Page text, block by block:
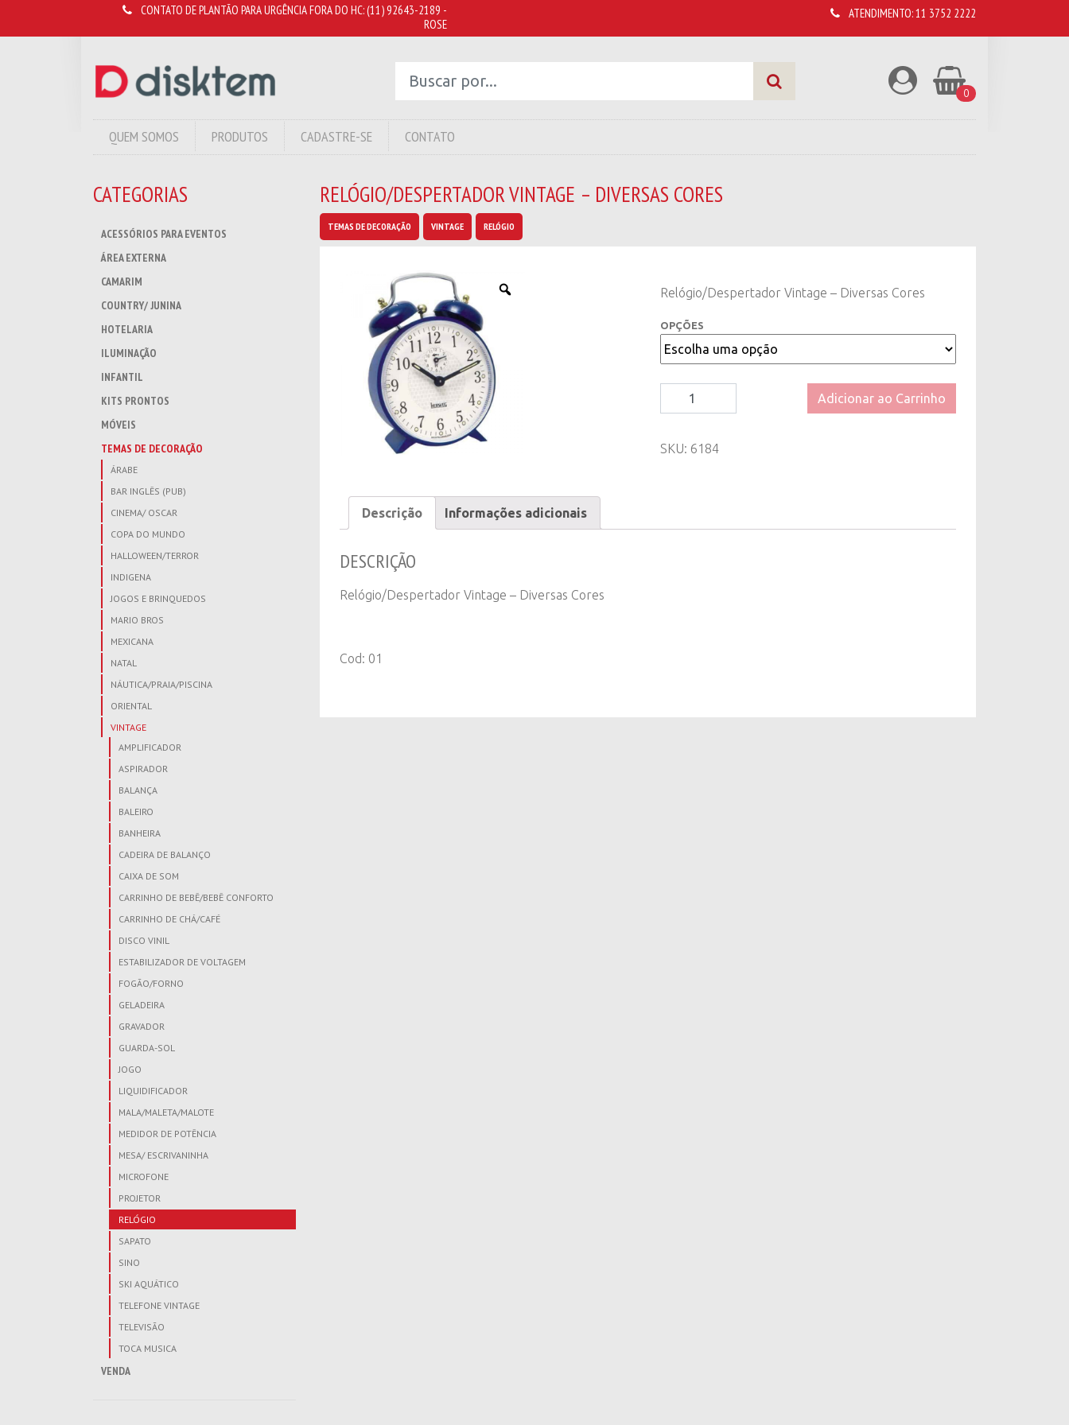
CONTATO DE PLANTÃO PARA URGÊNCIA FORA DO HC:(11) 92643-2189 -
ROSE
ATENDIMENTO:11 3752 2222
0
QUEM SOMOS PRODUTOS CADASTRE-SE CONTATO
CATEGORIAS
ACESSÓRIOS PARA EVENTOS
ÁREA EXTERNA
CAMARIM
COUNTRY/ JUNINA
HOTELARIA
ILUMINAÇÃO
INFANTIL
KITS PRONTOS
MÓVEIS
TEMAS DE DECORAÇÃO
ÁRABE
BAR INGLÊS (PUB)
CINEMA/ OSCAR
COPA DO MUNDO
HALLOWEEN/TERROR
INDIGENA
JOGOS E BRINQUEDOS
MARIO BROS
MEXICANA
NATAL
NÁUTICA/PRAIA/PISCINA
ORIENTAL
VINTAGE
AMPLIFICADOR
ASPIRADOR
BALANÇA
BALEIRO
BANHEIRA
CADEIRA DE BALANÇO
CAIXA DE SOM
CARRINHO DE BEBÊ/BEBÊ CONFORTO
CARRINHO DE CHÁ/CAFÉ
DISCO VINIL
ESTABILIZADOR DE VOLTAGEM
FOGÃO/FORNO
GELADEIRA
GRAVADOR
GUARDA-SOL
JOGO
LIQUIDIFICADOR
MALA/MALETA/MALOTE
MEDIDOR DE POTÊNCIA
MESA/ ESCRIVANINHA
MICROFONE
PROJETOR
RELÓGIO
SAPATO
SINO
SKI AQUÁTICO
TELEFONE VINTAGE
TELEVISÃO
TOCA MUSICA
VENDA
RELÓGIO/DESPERTADOR VINTAGE – DIVERSAS CORES
TEMAS DE DECORAÇÃO VINTAGE RELÓGIO
Relógio/Despertador Vintage – Diversas Cores
OPÇÕES
Relógio/Despertador
Vintage
Diversas
Adicionar ao Carrinho
SKU: 6184
Descrição Informações adicionais
DESCRIÇÃO
Relógio/Despertador Vintage – Diversas Cores
Cod: 01